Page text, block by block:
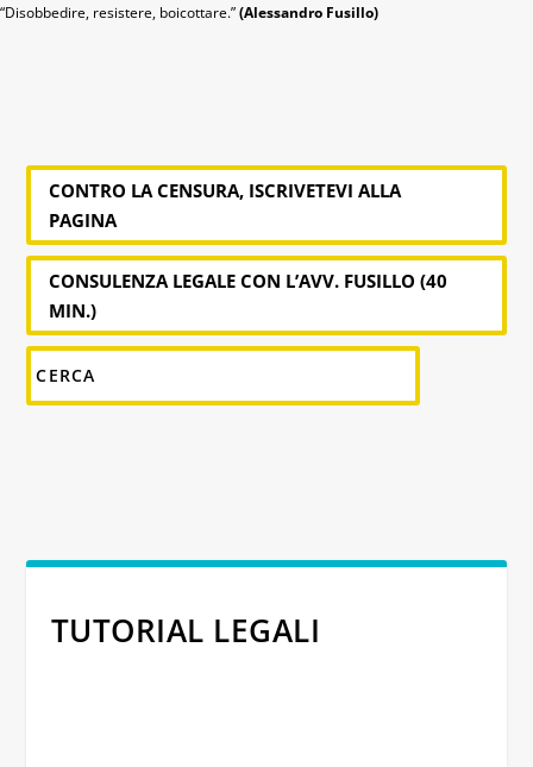
“Disobbedire, resistere, boicottare.”(Alessandro Fusillo)
CONTRO LA CENSURA, ISCRIVETEVI ALLA
PAGINA
CONSULENZA LEGALE CON L’AVV. FUSILLO (40
MIN.)
TUTORIAL LEGALI